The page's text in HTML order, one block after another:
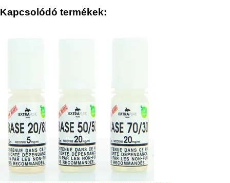
Kapcsolódó termékek: